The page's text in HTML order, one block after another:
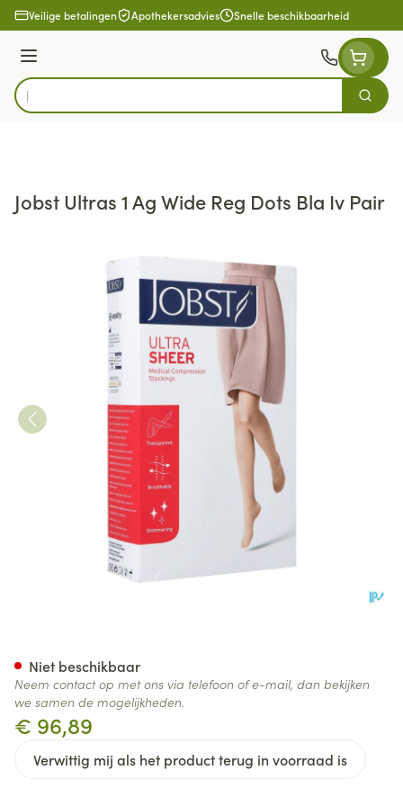
Ga naar de inhoud
Veilige betalingen Apothekersadvies Snelle beschikbaarheid
Menu
Product, merk, categorie...
Zoek
Jobst Ultras 1 Ag Wide Reg Dots Bla Iv Pair
€ 96,89
Verwittig mij als het product terug in voorraad is
Niet beschikbaar
Neem contact op met ons via telefoon of e-mail, dan bekijken
we samen de mogelijkheden.